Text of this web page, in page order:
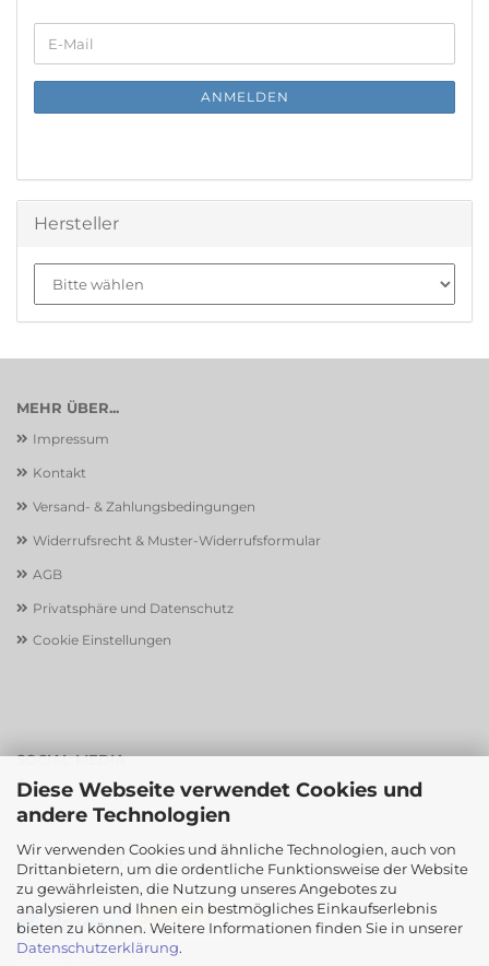
Diese Webseite verwendet Cookies und
andere Technologien
Wir verwenden Cookies und ähnliche Technologien, auch von
Drittanbietern, um die ordentliche Funktionsweise der Website
zu gewährleisten, die Nutzung unseres Angebotes zu
analysieren und Ihnen ein bestmögliches Einkaufserlebnis
bieten zu können. Weitere Informationen finden Sie in unserer
Datenschutzerklärung.
ZUR
E-
Mail
ANMELDEN
Hersteller
MEHR ÜBER...
Impressum
Kontakt
Versand- & Zahlungsbedingungen
Widerrufsrecht & Muster-Widerrufsformular
AGB
Privatsphäre und Datenschutz
Cookie Einstellungen
SOCIAL MEDIA
ZAHLUNG UND VERSAND
Sicher einkaufen mit
Wir versenden mit